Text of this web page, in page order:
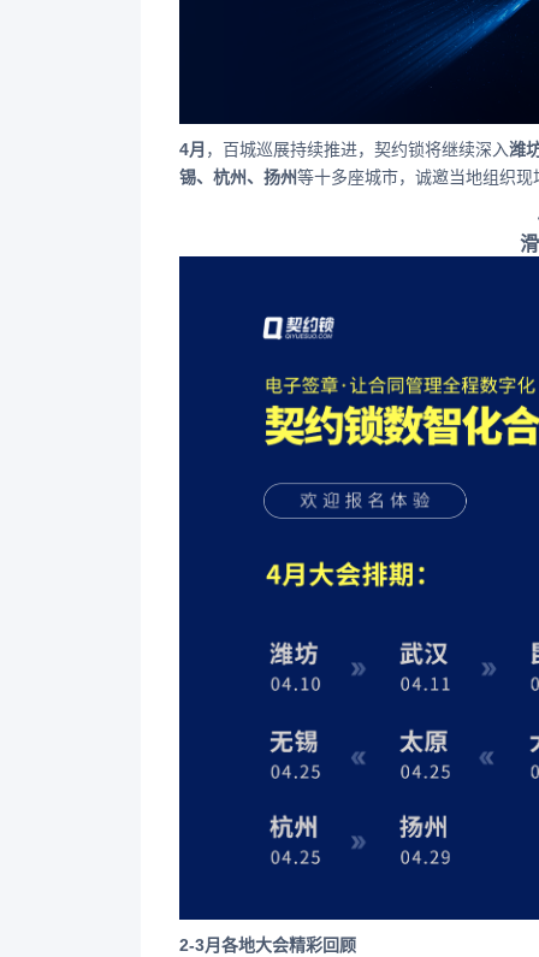
4月 ，百城巡展持续推进，契约锁将继续深入潍
锡、杭州、扬州等十多座城市，诚邀当地组织
2-3月各地大会精彩回顾